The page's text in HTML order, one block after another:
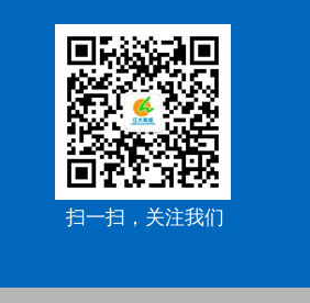
扫一扫，关注我们